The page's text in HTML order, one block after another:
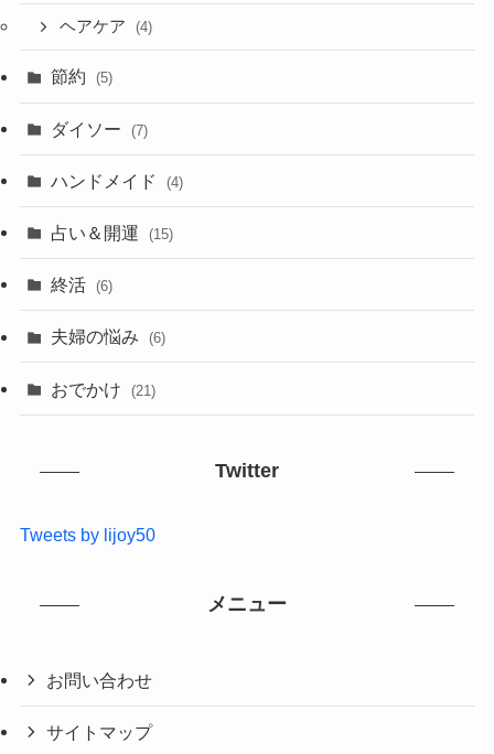
ヘアケア (4)
節約 (5)
ダイソー (7)
ハンドメイド (4)
占い＆開運 (15)
終活 (6)
夫婦の悩み (6)
おでかけ (21)
Twitter
Tweets by lijoy50
メニュー
お問い合わせ
サイトマップ